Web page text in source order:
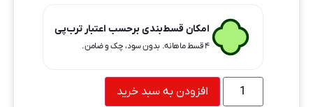
امکان قسط‌بندی برحسب اعتبار ترب‌پی
۴ قسط ماهانه. بدون سود، چک و ضامن.
افزودن به سبد خرید